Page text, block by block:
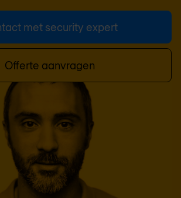
met security expert
Offerte aanvragen